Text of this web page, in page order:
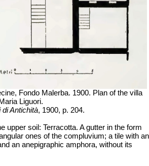
Fondo Malerba. 1900. Plan of the villa
Liguori.
Antichità, 1900, p. 204.
upper soil: Terracotta. A gutter in the form
ones of the compluvium; a tile with an
an anepigraphic amphora, without its